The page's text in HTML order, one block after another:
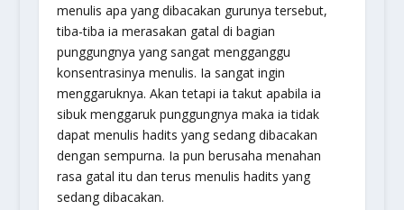
menulis apa yang dibacakan gurunya tersebut,
tiba-tiba ia merasakan gatal di bagian
punggungnya yang sangat mengganggu
konsentrasinya menulis. Ia sangat ingin
menggaruknya. Akan tetapi ia takut apabila ia
sibuk menggaruk punggungnya maka ia tidak
dapat menulis hadits yang sedang dibacakan
dengan sempurna. Ia pun berusaha menahan
rasa gatal itu dan terus menulis hadits yang
sedang dibacakan.